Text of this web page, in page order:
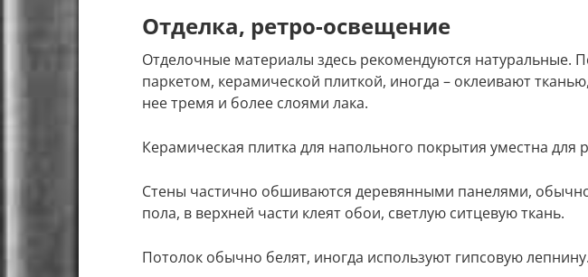
Отделка, ретро-освещение
Отделочные материалы здесь рекомендуются натуральные.
паркетом, керамической плиткой, иногда – оклеивают
нее тремя и более слоями лака.
Керамическая плитка для напольного покрытия уместна для
Стены частично обшиваются деревянными панелями,
пола, в верхней части клеят обои, светлую ситцевую ткань.
Потолок обычно белят, иногда используют гипсовую лепнину.